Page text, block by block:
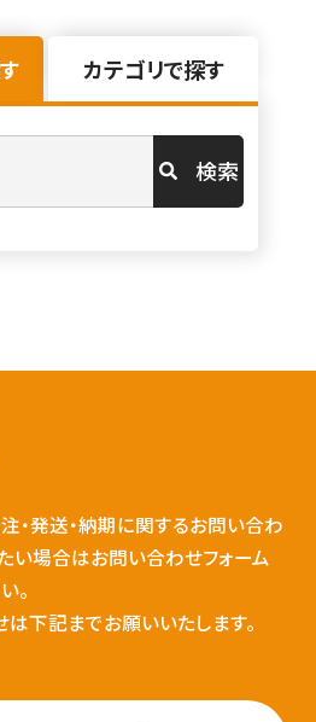
カテゴリで探す
検索
・発送・納期に関するお問い合わ
い場合はお問い合わせフォーム
。
下記までお願いいたします。